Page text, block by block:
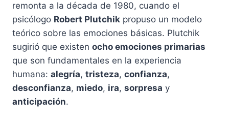
remonta a la década de 1980, cuando el
psicólogo Robert Plutchik propuso un modelo
teórico sobre las emociones básicas. Plutchik
sugirió que existen ocho emociones primarias
que son fundamentales en la experiencia
humana: alegría, tristeza, confianza,
desconfianza, miedo, ira, sorpresa y
anticipación.